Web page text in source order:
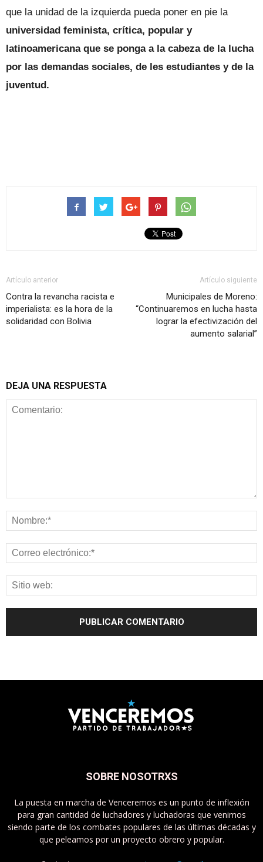
que la unidad de la izquierda pueda poner en pie la
universidad feminista, crítica, popular y
latinoamericana que se ponga a la cabeza de la lucha
por las demandas sociales, de les estudiantes y de la
juventud.
Artículo anterior
Contra la revancha racista e
imperialista: es la hora de la
solidaridad con Bolivia
Artículo siguiente
Municipales de Moreno:
“Continuaremos en lucha hasta
lograr la efectivización del
aumento salarial”
DEJA UNA RESPUESTA
SOBRE NOSOTRXS
La puesta en marcha de Venceremos es un punto de inflexión
para gran cantidad de luchadores y luchadoras que venimos
siendo parte de los combates populares de las últimas décadas y
que peleamos por un proyecto obrero y popular.